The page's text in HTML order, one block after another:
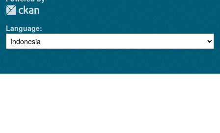
Language